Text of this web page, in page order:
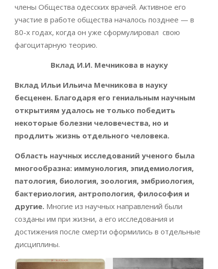
члены Общества одесских врачей. Активное его
участие в работе общества началось позднее — в
80-х годах, когда он уже сформулировал свою
фагоцитарную теорию.
Вклад И.И. Мечникова в науку
Вклад Ильи Ильича Мечникова в науку
бесценен. Благодаря его гениальным научным
открытиям удалось не только победить
некоторые болезни человечества, но и
продлить жизнь отдельного человека.
Область научных исследований ученого была
многообразна: иммунология, эпидемиология,
патология, биология, зоология, эмбриология,
бактериология, антропология, философия и
другие. Многие из научных направлений были
созданы им при жизни, а его исследования и
достижения после смерти оформились в отдельные
дисциплины.